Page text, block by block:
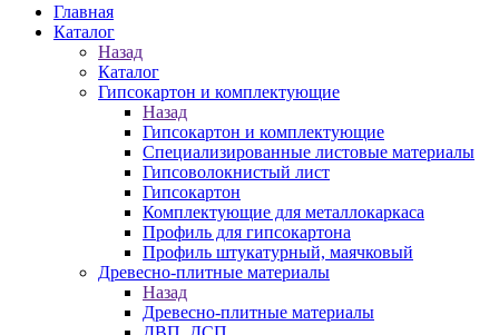
Главная
Каталог
Назад
Каталог
Гипсокартон и комплектующие
Назад
Гипсокартон и комплектующие
Специализированные листовые материалы
Гипсоволокнистый лист
Гипсокартон
Комплектующие для металлокаркаса
Профиль для гипсокартона
Профиль штукатурный, маячковый
Древесно-плитные материалы
Назад
Древесно-плитные материалы